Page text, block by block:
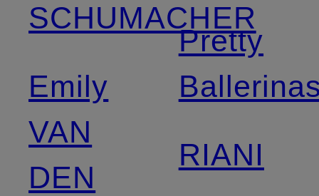
SCHUMACHER
Emily
VAN
DEN
Pretty
RIANI